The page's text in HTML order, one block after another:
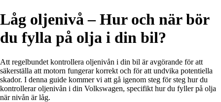
Låg oljenivå – Hur och när bör
du fylla på olja i din bil?
Att regelbundet kontrollera oljenivån i din bil är avgörande för att
säkerställa att motorn fungerar korrekt och för att undvika potentiella
skador. I denna guide kommer vi att gå igenom steg för steg hur du
kontrollerar oljenivån i din Volkswagen, specifikt hur du fyller på olja
när nivån är låg.